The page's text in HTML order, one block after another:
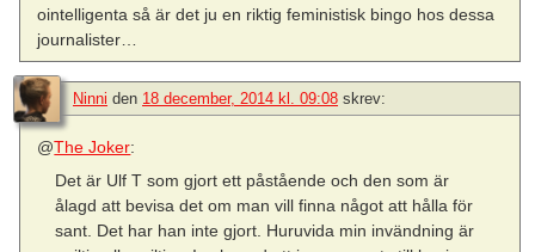
ointelligenta så är det ju en riktig feministisk bingo hos dessa
journalister…
Ninni den 18 december, 2014 kl. 09:08 skrev:
@The Joker:
Det är Ulf T som gjort ett påstående och den som är
ålagd att bevisa det om man vill finna något att hålla för
sant. Det har han inte gjort. Huruvida min invändning är